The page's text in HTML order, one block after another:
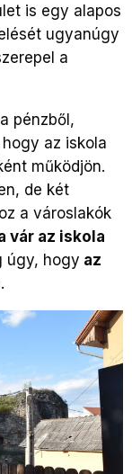
is egy alapos
ugyanúgy
a
pénzből,
az iskola
működjön.
de két
a városlakók
vár az iskola
úgy, hogy az
.